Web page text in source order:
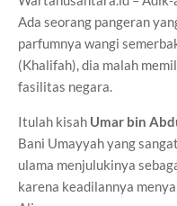
Ada seorang pangeran
parfumnya wangi
(Khalifah), dia malah
fasilitas negara.
Itulah kisah Umar bin
Bani Umayyah yang
ulama menjulukinya
karena keadilannya